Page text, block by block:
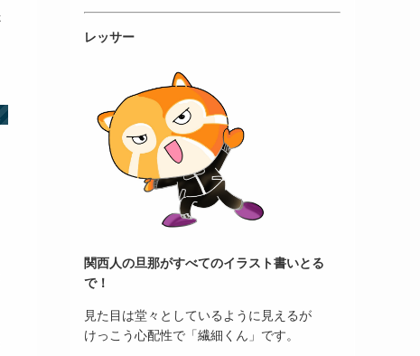
レッサー
関西人の旦那がすべてのイラスト書いとる
で！
見た目は堂々としているように見えるが
けっこう心配性で「繊細くん」です。